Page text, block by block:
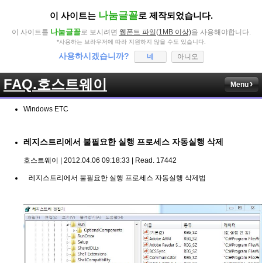
이 사이트는 나눔글꼴로 제작되었습니다.
이 사이트를 나눔글꼴로 보시려면 웹폰트 파일(1MB 이상)을 사용해야합니다.
*사용하는 브라우저에 따라 지원하지 않을 수도 있습니다.
사용하시겠습니까? 네 아니오
FAQ.호스트웨이 Menu
Windows ETC
레지스트리에서 불필요한 실행 프로세스 자동실행 삭제
호스트웨이 | 2012.04.06 09:18:33 | Read. 17442
레지스트리에서 불필요한 실행 프로세스 자동실행 삭제법